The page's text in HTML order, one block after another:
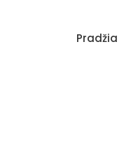
Pradžia